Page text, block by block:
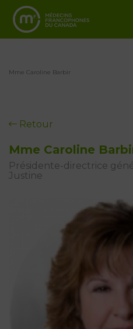
Mme Caroline Barbir
Retour
Mme Caroline
Présidente-directrice
Justine